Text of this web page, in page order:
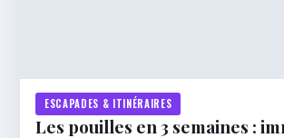
ESCAPADES & ITINÉRAIRES
Les pouilles en 3 semaines :